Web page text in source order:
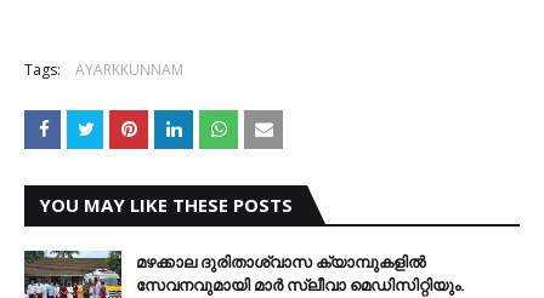
Tags: AYARKKUNNAM
YOU MAY LIKE THESE POSTS
മഴക്കാല ദുരിതാശ്വാസ ക്യാമ്പുകളിൽ
സേവനവുമായി മാർ സ്ലീവാ മെഡിസിറ്റിയും.